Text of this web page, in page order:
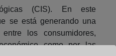
(CIS). En este
se está generando una
los consumidores,
como por las